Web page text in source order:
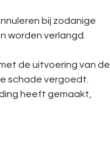
bij zodanige
worden verlangd.
de uitvoering van de
schade vergoedt.
heeft gemaakt,